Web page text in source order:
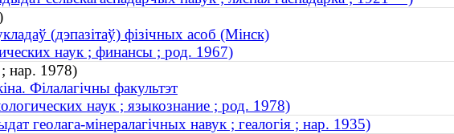
(дэпазітаў) фізічных асоб (Мінск)
наук ; финансы ; род. 1967)
; нар. 1978)
Філалагічны факультэт
наук ; языкознание ; род. 1978)
геолага-мінералагічных навук ; геалогія ; нар. 1935)